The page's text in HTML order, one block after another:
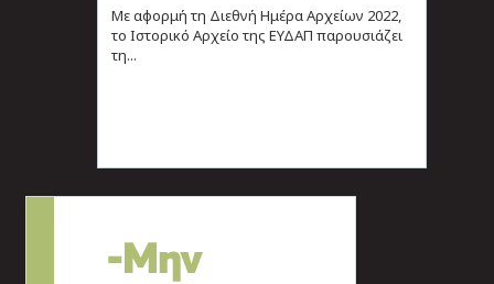
Με αφορμή τη Διεθνή Ημέρα Αρχείων 2022,
το Ιστορικό Αρχείο της ΕΥΔΑΠ παρουσιάζει
τη...